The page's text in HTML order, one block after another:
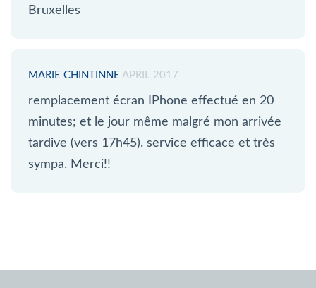
Bruxelles
MARIE CHINTINNE APRIL 2017
remplacement écran IPhone effectué en 20
minutes; et le jour même malgré mon arrivée
tardive (vers 17h45). service efficace et très
sympa. Merci!!